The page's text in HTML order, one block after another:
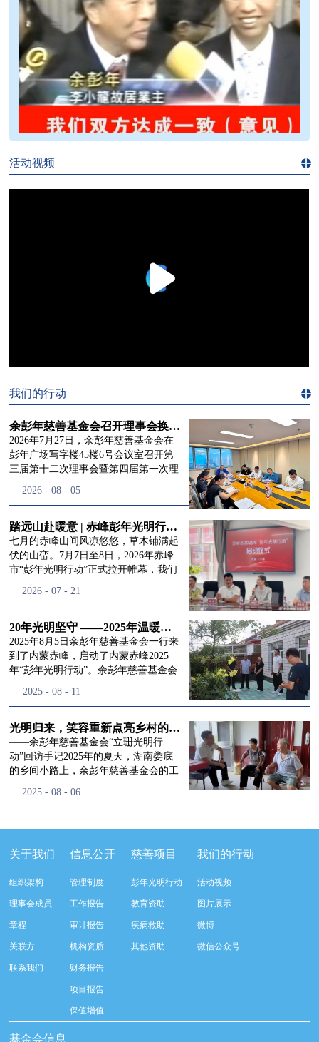
活动视频
我们的行动
余彭年慈善基金会召开理事会换届会议
2026年7月27日，余彭年慈善基金会在
彭年广场写字楼45楼6号会议室召开第
三届第十二次理事会暨第四届第一次理
徐滨先生；副理事长兼秘书长彭志兵先
生、李玲辉先生、郭启兴先生及梅鑫先
生，现场列席人员:监事孙海跃先生，联
合党支部书记曾层同志。本次会议由理
事长徐滨主持，会议出席人数超过理事
换届会议严格按照基金会章程规定流程
同回顾了基金会过往任期内在助学兴
教、医疗救助、公益事业普惠等多个领
域深耕耕耘的公益历程，充分肯定了第
三届理事会全体成员多年来接续付出的
民、济世利人"的慈善理念所做出的突
流程，完成了新一届治理层的选举任
命，全新的第四届理事会正式组建完
成：选举彭志兵、徐滨、彭新英、李
栋、李玲辉、郭启兴、梅鑫为余彭年慈
余彭年慈善基金会第四届理事会监事。
徐滨先生当选余彭年慈善基金会第四届
先生依次为新一任理事长徐滨先生及秘
新起点上，基金会将始终坚守创立初
心，继续沿着余彭年先生的慈善足迹稳
步前行：一方面将持续巩固已有的品牌
公益项目优势，把帮扶资源更精准地向
索适配新时代公益环境的创新路径，联
动更多社会爱心力量，搭建更透明、更
阔的角落，用实际行动践行"取之于社
会、用之于社会"的公益承诺。未来，
余彭年慈善基金会将在新一届理事会的
带领下，以更饱满的热忱投身公益慈善
2026 - 08 - 05
踏远山赴暖意 | 赤峰彭年光明行动启程，入户回访接住乡亲眼底的光亮
七月的赤峰山间风凉悠悠，草木铺满起
伏的山峦。7月7日至8日，2026年赤峰
市“彭年光明行动”正式拉开帷幕，我们
土地，赴一场延续了二十一年的光明之
残联唐婷婷理事长到场参与本次启动活
动，由衷肯定了基金会坚持二十一年深
耕光明帮扶的坚守，也向长久奔走推进
项目的我们表达了谢意。二十一年时光
市与县域，一趟趟奔赴偏远地区，只为
景，这份认可，也让我们更加笃定前行
的脚步。启动仪式落幕之后，我们没有
即刻返程，联合赤峰市残联的工作人
员、专业医护队伍走入乡间小路，随机
小路弯弯曲曲，两边是繁茂的林木，我
家中。简朴的乡村民居陈设简单，老人
往日家中大大小小的农活，全都压在了
老伴一人肩上。此前季爷爷的左眼早已
彻底失明，卧床的日子里视野一片昏
暗，行动受限再加上双目近乎失明，老
人常常对往后的生活满心忧虑。得益于
去年项目开展的右眼手术，如今他的右
眼重获视力，平日里能够看清手机屏
幕，简单的日常起居也可以自己打理不
少。聊天的时候季爷爷语气满是庆
幸：“本来走路就不利索，要是双眼都
看不见，真的不敢设想往后的日子。现
2026 - 07 - 21
20年光明坚守 ——2025年温暖启程“彭年光明行动”内蒙赤峰
2025年8月5日余彭年慈善基金会一行来
到了内蒙赤峰，启动了内蒙赤峰2025
年“彭年光明行动”。余彭年慈善基金会
欣以及余彭年慈善基金会志愿者姜颖妍
峰市残联理事长孙德欣对我们“彭年光
明行动”给予了高度的肯定，他表示“彭
年光明行动”不仅仅是帮助白内障患者
恢复光明，最重要的是减轻了患者家庭
事业的生动体现。随后余彭年慈善基金
光明行动”在内蒙的点点滴滴，并希望
覆盖，加强术后随访与科普宣传，同时
仪式后余彭年慈善基金会一行实地探访
了项目实施的一线情况，详细了解了患
流程就诊环节。 探访结束后，我们一行
开始对参与项目的患者进行了随机的回
项目的患者进行了随机的回访。居住在
松山区三道井子村的王奶奶左眼一直视
检查治疗。村里的赵书记在走访过程中
2025 - 08 - 11
光明归来，笑容重新点亮乡村的角落
——余彭年慈善基金会“立珊光明行
动”回访手记2025年的夏天，湖南娄底
的乡间小路上，余彭年慈善基金会的工
着一份特别的牵挂，走进了一个个普通
曾经被白内障困扰的老人，在接受
发生了怎样的变化。“现在能看清菜苗
来到涟源市渡头塘乡洪家村。72岁的曾
爷爷正在自家菜地里忙碌。他曾是村里
见，另一只眼睛的视力也越来越差。以
前，他看不清鱼塘的水位，也分不清菜
术后，眼睛亮堂多了！”老人笑着说。
现在，他能清楚地看到鱼塘里鱼儿游动
杂草。尽管手部有残疾，但他在田埂上
2025 - 08 - 06
们的行
动
道>>
关于我们
组织架构
理事会成员
章程
关联方
联系我们
信息公开
管理制度
工作报告
审计报告
机构资质
财务报告
项目报告
保值增值
慈善项目
彭年光明行动
教育资助
疾病救助
其他资助
我们的行动
活动视频
图片展示
微博
微信公众号
基金会信息